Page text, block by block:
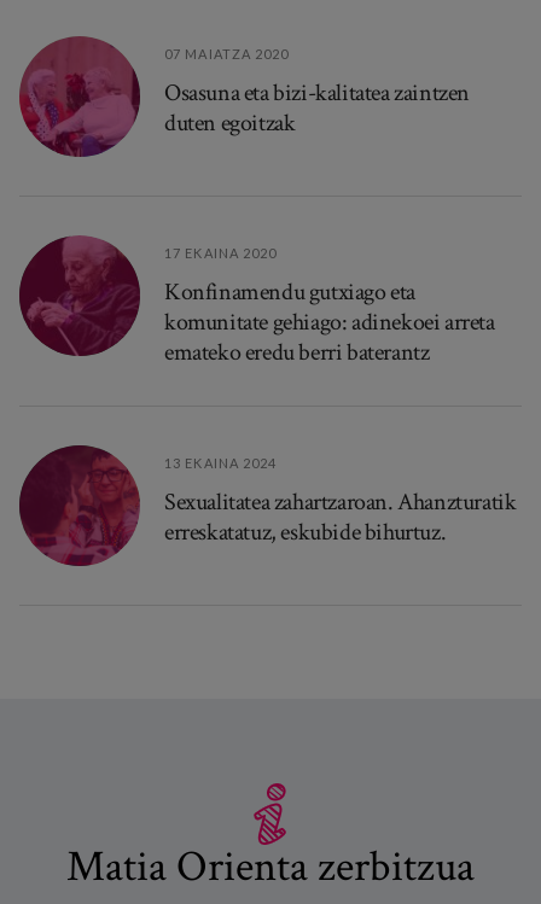
07 MAIATZA 2020
Osasuna eta bizi-kalitatea zaintzen
duten egoitzak
17 EKAINA 2020
Konfinamendu gutxiago eta
komunitate gehiago: adinekoei arreta
emateko eredu berri baterantz
13 EKAINA 2024
Sexualitatea zahartzaroan. Ahanzturatik
erreskatatuz, eskubide bihurtuz.
Matia Orienta zerbitzua